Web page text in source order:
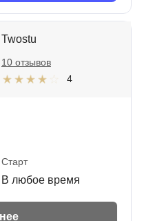
Twostu
4
10 отзывов
Старт
В любое время